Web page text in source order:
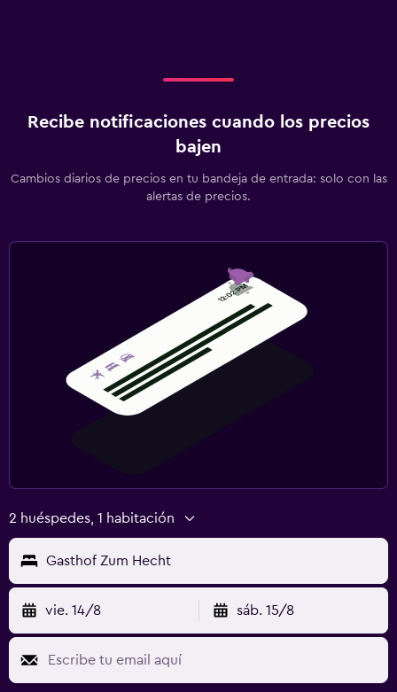
Recibe notificaciones cuando los precios
bajen
Cambios diarios de precios en tu bandeja de entrada: solo con las
alertas de precios.
2 huéspedes, 1 habitación
Gasthof Zum Hecht
vie. 14/8 sáb. 15/8